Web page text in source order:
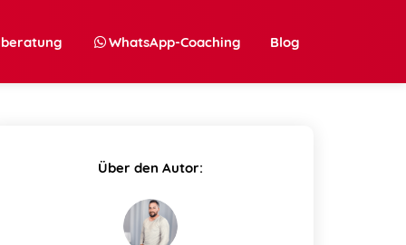
WhatsApp-Coaching Blog
Über den Autor: